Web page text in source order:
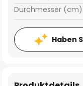
Durchmesser (cm):
Haben